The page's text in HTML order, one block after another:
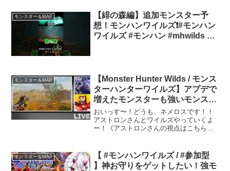
モンスター＆MAP
【緋の森編】追加モンスター予
想！モンハンワイルズ❗️#モンハン
ワイルズ #モンハン #mhwilds #
モンスター＆MAP
【Monster Hunter Wilds / モンス
ターハンターワイルズ】アプデで
増えたモンスターも強いモンスタ
ーだけになってまいりました【#
ネメトロン】
おいっす〜！どうも、ネメロスです！！
アストロンさんとワイルズやっていくよ
ー！《アストロンさんの視点はこちら
interesting togethe...
モンスター＆MAP
【 #モンハンワイルズ / #参加型
】神お守りをゲットしたい！強モ